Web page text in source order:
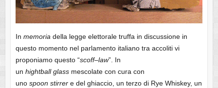
In memoria della legge elettorale truffa in discussione in
questo momento nel parlamento italiano tra accoliti vi
proponiamo questo “scoff–law”. In
un hightball glassmescolate con cura con
uno spoon stirrere del ghiaccio, un terzo di Rye Whiskey, un